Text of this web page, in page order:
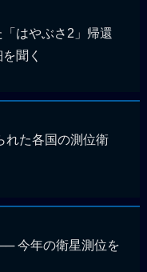
はやぶさ2」帰還
聞く
れた各国の測位衛
今年の衛星測位を